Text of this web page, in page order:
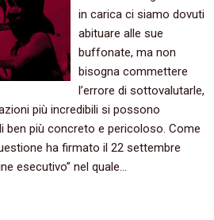
in carica ci siamo dovuti
abituare alle sue
buffonate, ma non
bisogna commettere
l’errore di sottovalutarle,
più incredibili si possono
ben più concreto e pericoloso. Come
ha firmato il 22 settembre
esecutivo” nel quale…